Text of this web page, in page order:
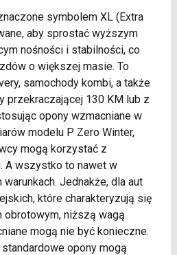
symbolem XL (Extra
aby sprostać wyższym
nośności i stabilności, co
o większej masie. To
samochody kombi, a także
przekraczającej 130 KM lub z
opony wzmacniane w
modelu P Zero Winter,
mogą korzystać z
A wszystko to nawet w
Jednakże, dla aut
które charakteryzują się
obrotowym, niższą wagą
mogą nie być konieczne.
opony mogą